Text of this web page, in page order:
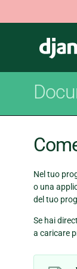
Nel tuo
o una
del tuo
Se hai
a caricare